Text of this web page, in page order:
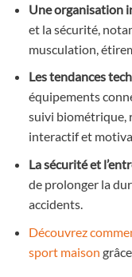
Une organisation
et la sécurité,
musculation,
Les tendances
équipements
suivi biométrique,
interactif et
La sécurité et
de prolonger la
accidents.
Découvrez
sport maison